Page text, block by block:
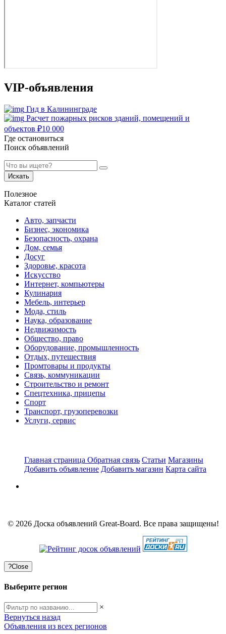
VIP-объявления
Гид в Калининграде
Расчет пожарных рисков зданий, помещений и
объектов ₽10 000
Где остановиться
Поиск объявлений
Искать
Полезное
Каталог статей
Авто, запчасти
Бизнес, экономика
Безопасность, охрана
Дом, семья
Досуг
Здоровье, красота
Искусство
Интернет, компьютеры
Кулинария
Мебель, интерьер
Мода, стиль
Наука, образование
Недвижимость
Общество, право
Оборудование, промышленность
Отдых, путешествия
Промтовары и продукты
Связь, коммуникации
Строительство и ремонт
Спецтехника, прицепы
Спорт
Транспорт, грузоперевозки
Услуги, сервис
Главная страница Обратная связь Статьи Магазины
Добавить объявление Добавить магазин Карта сайта
© 2026 Доска объявлений Great-Board. Все права защищены!
?Close
Выберите регион
×
Вернуться назад
Объявления из всех регионов